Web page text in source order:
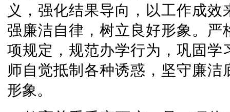
义，强化结果导向，以工作成
强廉洁自律，树立良好形象。
项规定，规范办学行为，巩固
师自觉抵制各种诱惑，坚守廉
形象。